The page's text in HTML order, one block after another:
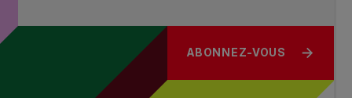
ABONNEZ-VOUS